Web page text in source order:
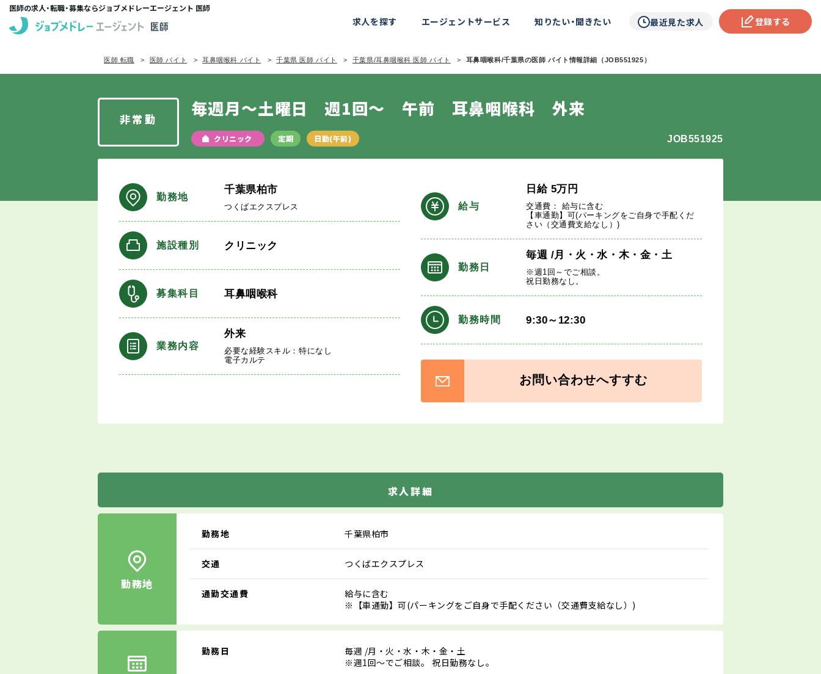
医師の求人・転職・募集ならジョブメドレーエージェント 医師
求人を探す エージェントサービス 知りたい・聞きたい 最近見た求人 登録する
医師 転職 医師 バイト 耳鼻咽喉科 バイト 千葉県 医師 バイト 千葉県/耳鼻咽喉科 医師 バイト 耳鼻咽喉科/千葉県の医師 バイト情報詳細（JOB551925）
非常勤 毎週月～土曜日 週1回～ 午前 耳鼻咽喉科 外来
クリニック 定期 日勤(午前) JOB551925
勤務地
千葉県柏市
つくばエクスプレス
施設種別 クリニック
募集科目 耳鼻咽喉科
業務内容
外来
必要な経験スキル：特になし
電子カルテ
給与
日給5万円
交通費： 給与に含む
【車通勤】可(パーキングをご自身で手配くだ
さい（交通費支給なし）)
勤務日
毎週 /月・火・水・木・金・土
※週1回～でご相談。
祝日勤務なし。
勤務時間 9:30～12:30
お問い合わせへすすむ
求人詳細
勤務地
勤務地 千葉県柏市
交通 つくばエクスプレス
通勤交通費
給与に含む
※【車通勤】可(パーキングをご自身で手配ください（交通費支給なし）)
勤務日 毎週 /月・火・水・木・金・土
※週1回～でご相談。 祝日勤務なし。